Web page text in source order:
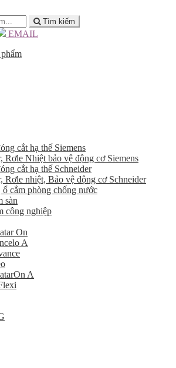
Tìm kiếm
EMAIL
cắt hạ thế Siemens
Rơle Nhiệt bảo vệ động cơ Siemens
cắt hạ thế Schneider
Rơle nhiệt, Bảo vệ động cơ Schneider
ổ cắm phòng chống nước
sàn
công nghiệp
On
A
A